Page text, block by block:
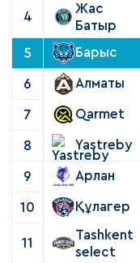
4
Жас
Батыр
5 Барыс
6 Алматы
7 Qarmet
8 Yastreby
9 Арлан
10 Құлагер
11
Tashkent
select